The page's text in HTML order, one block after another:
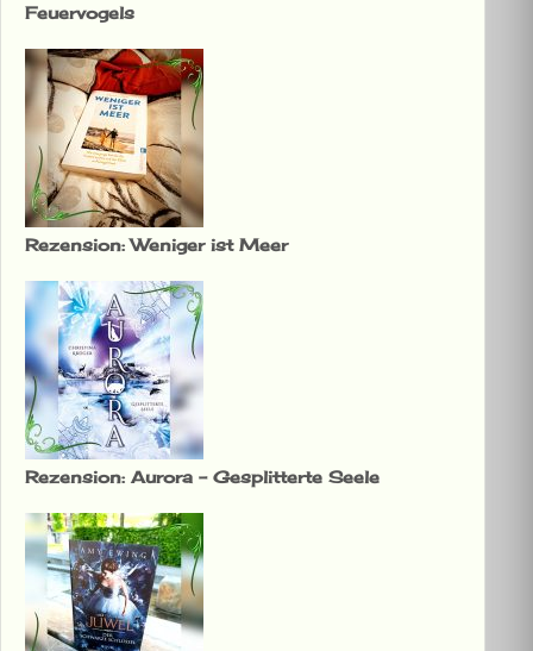
Feuervogels
Rezension: Weniger ist Meer
Rezension: Aurora – Gesplitterte Seele